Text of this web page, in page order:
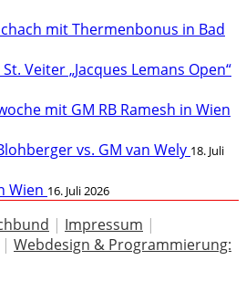
mit Thermenbonus in Bad
Veiter „Jacques Lemans Open“
mit GM RB Ramesh in Wien
vs. GM van Wely 18. Juli
Wien 16. Juli 2026
| Impressum |
| Webdesign & Programmierung: